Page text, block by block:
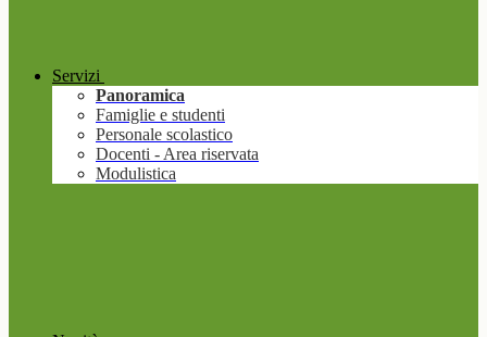
Servizi
Panoramica
Famiglie e studenti
Personale scolastico
Docenti - Area riservata
Modulistica